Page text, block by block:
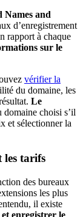
and
d’enregistrement
rapport à chaque
sur le
vérifier la
du domaine, les
Le
domaine choisi s’il
et sélectionner la
les tarifs
des bureaux
les plus
il existe
enregistrer le